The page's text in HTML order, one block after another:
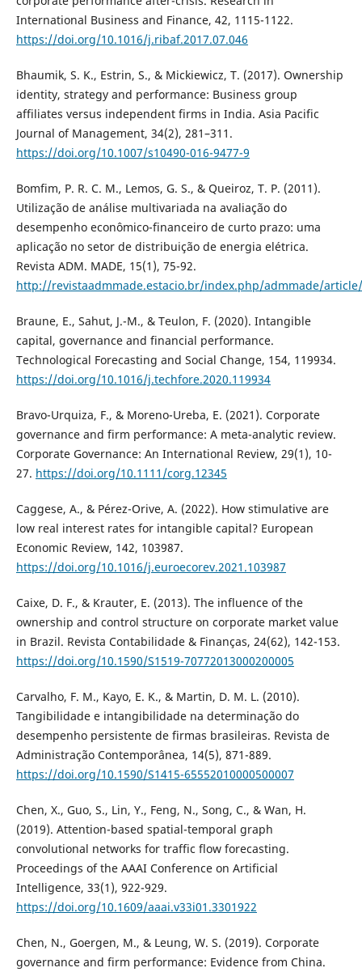
International Business and Finance, 42, 1115-1122.
https://doi.org/10.1016/j.ribaf.2017.07.046
Bhaumik, S. K., Estrin, S., & Mickiewicz, T. (2017). Ownership
identity, strategy and performance: Business group
affiliates versus independent firms in India. Asia Pacific
Journal of Management, 34(2), 281–311.
https://doi.org/10.1007/s10490-016-9477-9
Bomfim, P. R. C. M., Lemos, G. S., & Queiroz, T. P. (2011).
Utilização de análise multivariada na avaliação do
desempenho econômico-financeiro de curto prazo: uma
aplicação no setor de distribuição de energia elétrica.
Revista ADM. MADE, 15(1), 75-92.
http://revistaadmmade.estacio.br/index.php/admmade/
Braune, E., Sahut, J.-M., & Teulon, F. (2020). Intangible
capital, governance and financial performance.
Technological Forecasting and Social Change, 154, 119934.
https://doi.org/10.1016/j.techfore.2020.119934
Bravo-Urquiza, F., & Moreno-Ureba, E. (2021). Corporate
governance and firm performance: A meta-analytic review.
Corporate Governance: An International Review, 29(1), 10-
27. https://doi.org/10.1111/corg.12345
Caggese, A., & Pérez-Orive, A. (2022). How stimulative are
low real interest rates for intangible capital? European
Economic Review, 142, 103987.
https://doi.org/10.1016/j.euroecorev.2021.103987
Caixe, D. F., & Krauter, E. (2013). The influence of the
ownership and control structure on corporate market value
in Brazil. Revista Contabilidade & Finanças, 24(62), 142-153.
https://doi.org/10.1590/S1519-70772013000200005
Carvalho, F. M., Kayo, E. K., & Martin, D. M. L. (2010).
Tangibilidade e intangibilidade na determinação do
desempenho persistente de firmas brasileiras. Revista de
Administração Contemporânea, 14(5), 871-889.
https://doi.org/10.1590/S1415-65552010000500007
Chen, X., Guo, S., Lin, Y., Feng, N., Song, C., & Wan, H.
(2019). Attention-based spatial-temporal graph
convolutional networks for traffic flow forecasting.
Proceedings of the AAAI Conference on Artificial
Intelligence, 33(1), 922-929.
https://doi.org/10.1609/aaai.v33i01.3301922
Chen, N., Goergen, M., & Leung, W. S. (2019). Corporate
governance and firm performance: Evidence from China.